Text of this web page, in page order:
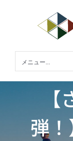
メニュー...
弾